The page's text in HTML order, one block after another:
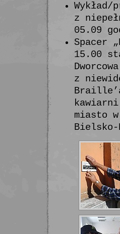
z
05.09
Spacer
15.00
z
miasto
Bielsko-